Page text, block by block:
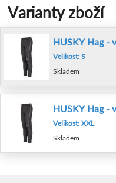
Varianty zboží
HUSKY Hag -
Velikost: S
Skladem
HUSKY Hag -
Velikost: XXL
Skladem